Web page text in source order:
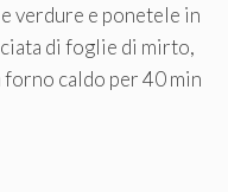
verdure e ponetele in
di foglie di mirto,
caldo per 40 min